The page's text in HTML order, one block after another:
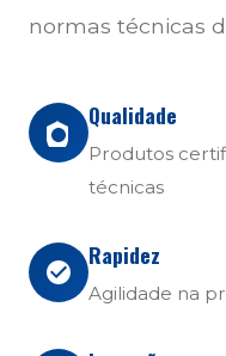
normas técnicas
Qualidade
Produtos
técnicas
Rapidez
Agilidade na